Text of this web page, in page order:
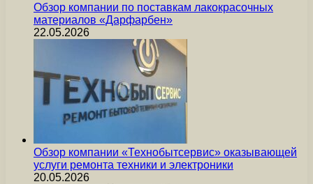
Обзор компании по поставкам лакокрасочных
материалов «Дарфарбен»
22.05.2026
Обзор компании «Технобытсервис» оказывающей
услуги ремонта техники и электроники
20.05.2026